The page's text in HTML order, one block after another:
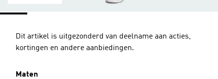
Dit artikel is uitgezonderd van deelname aan acties,
kortingen en andere aanbiedingen.
Maten